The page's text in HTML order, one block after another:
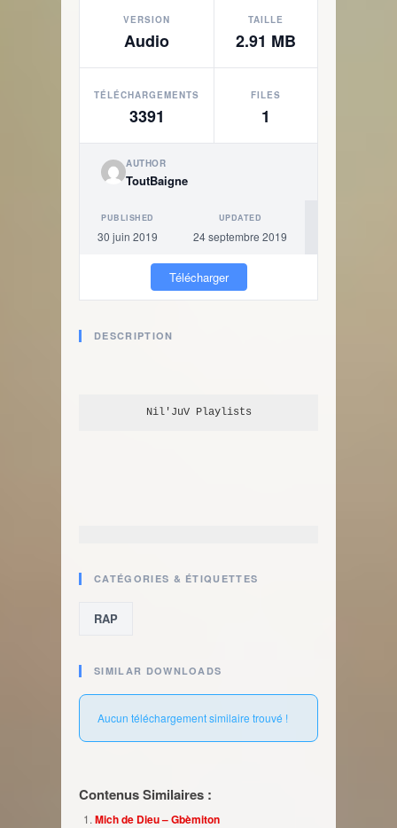
VERSION
Audio
TAILLE
2.91 MB
TÉLÉCHARGEMENTS
3391
FILES
1
AUTHOR
ToutBaigne
PUBLISHED
30 juin 2019
UPDATED
24 septembre 2019
Télécharger
DESCRIPTION
Nil'JuV Playlists
CATÉGORIES & ÉTIQUETTES
RAP
SIMILAR DOWNLOADS
Aucun téléchargement similaire trouvé !
Contenus Similaires :
Mich de Dieu – Gbèmiton